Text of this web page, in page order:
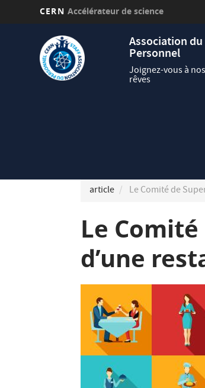
CERN Accélérateur de science
Association du
Personnel
Joignez-vous à nos
rêves
article Le Comité de
Le
d’une